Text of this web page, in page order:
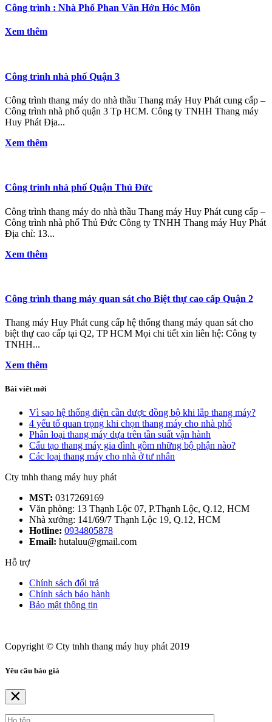
Công trình : Nhà Phố Phan Văn Hớn Hóc Môn
Xem thêm
Công trình nhà phố Quận 3
Công trình thang máy do nhà thầu Thang máy Huy Phát cung cấp –
Công trình nhà phố quận 3 Tp HCM. Công ty TNHH Thang máy
Huy Phát Địa...
Xem thêm
Công trình nhà phố Quận Thủ Đức
Công trình thang máy do nhà thầu Thang máy Huy Phát cung cấp –
Công trình nhà phố Thủ Đức Công ty TNHH Thang máy Huy Phát
Địa chỉ: 13...
Xem thêm
Công trình thang máy quan sát cho Biệt thự cao cấp Quận 2
Thang máy Huy Phát cung cấp hệ thống thang máy quan sát cho
biệt thự cao cấp tại Q2, TP HCM Mọi chi tiết xin liên hệ: Công ty
TNHH...
Xem thêm
Bài viết mới
Vì sao hệ thống điện cần được đồng bộ khi lắp thang máy?
4 yếu tố quan trọng khi chọn thang máy cho nhà phố
Phân loại thang máy dựa trên tần suất vận hành
Cấu tạo thang máy gia đình gồm những bộ phận nào?
Các loại thang máy cho nhà ở tư nhân
Cty tnhh thang máy huy phát
MST: 0317269169
Văn phòng: 13 Thạnh Lộc 07, P.Thạnh Lộc, Q.12, HCM
Nhà xưởng: 141/69/7 Thạnh Lộc 19, Q.12, HCM
Hotline: 0934805878
Email: hutaluu@gmail.com
Hỗ trợ
Chính sách đổi trả
Chính sách bảo hành
Bảo mật thông tin
Copyright © Cty tnhh thang máy huy phát 2019
Yêu cầu báo giá
×